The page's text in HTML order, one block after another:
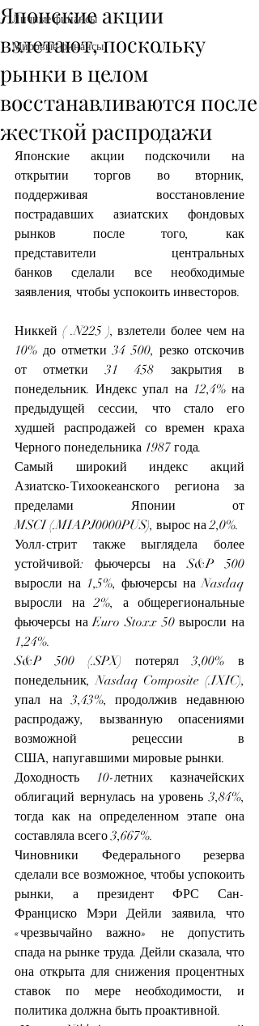
Личные финансы
Мировые финансы
Японские акции
взлетают, поскольку
рынки в целом
восстанавливаются после
жесткой распродажи
Японские акции подскочили на
открытии торгов во вторник,
поддерживая восстановление
пострадавших азиатских фондовых
рынков после того, как
представители центральных
банков сделали все необходимые
заявления, чтобы успокоить инвесторов.
Никкей ( .N225 ), взлетели более чем на
10% до отметки 34 500, резко отскочив
от отметки 31 458 закрытия в
понедельник. Индекс упал на 12,4% на
предыдущей сессии, что стало его
худшей распродажей со времен краха
Черного понедельника 1987 года.
Самый широкий индекс акций
Азиатско-Тихоокеанского региона за
пределами Японии от
MSCI (.MIAPJ0000PUS), вырос на 2,0%.
Уолл-стрит также выглядела более
устойчивой: фьючерсы на S&P 500
выросли на 1,5%, фьючерсы на Nasdaq
выросли на 2%, а общерегиональные
фьючерсы на Euro Stoxx 50 выросли на
1,24%.
S&P 500 (.SPX) потерял 3,00% в
понедельник, Nasdaq Composite (.IXIC),
упал на 3,43%, продолжив недавнюю
распродажу, вызванную опасениями
возможной рецессии в
США, напугавшими мировые рынки.
Доходность 10-летних казначейских
облигаций вернулась на уровень 3,84%,
тогда как на определенном этапе она
составляла всего 3,667%.
Чиновники Федерального резерва
сделали все возможное, чтобы успокоить
рынки, а президент ФРС Сан-
Франциско Мэри Дейли заявила, что
«чрезвычайно важно» не допустить
спада на рынке труда. Дейли сказала, что
она открыта для снижения процентных
ставок по мере необходимости, и
политика должна быть проактивной.